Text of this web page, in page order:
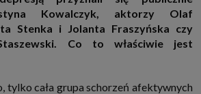
o którą wyżej prosimy, administratorami Twoich
także nasi Zaufani Partnerzy. Listę Zaufanych
w każdym momencie na stronie naszej
w następujących celach:
Kowalczyk, aktorzy Olaf
Stenka i Jolanta Fraszyńska czy
Co to właściwie jest
tylko cała grupa schorzeń afektywnych